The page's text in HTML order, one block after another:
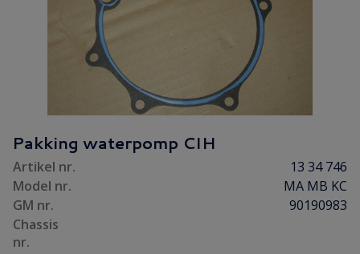
Pakking waterpomp CIH
Artikel nr.
13 34 746
Model nr.
MA MB KC
GM nr.
90190983
Chassis
nr.